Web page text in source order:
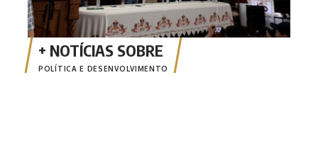
POLÍTICA E DESENVOLVIMENTO